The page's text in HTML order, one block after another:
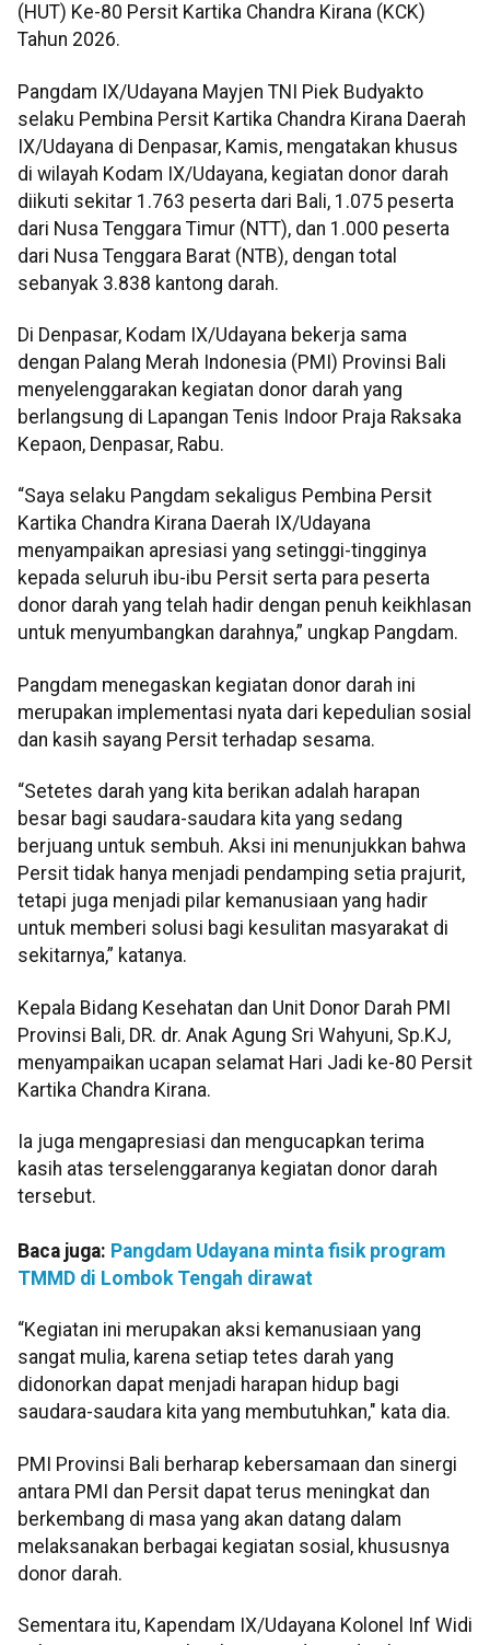
(HUT) Ke-80 Persit Kartika Chandra Kirana (KCK)
Tahun 2026.
Pangdam IX/Udayana Mayjen TNI Piek Budyakto
selaku Pembina Persit Kartika Chandra Kirana Daerah
IX/Udayana di Denpasar, Kamis, mengatakan khusus
di wilayah Kodam IX/Udayana, kegiatan donor darah
diikuti sekitar 1.763 peserta dari Bali, 1.075 peserta
dari Nusa Tenggara Timur (NTT), dan 1.000 peserta
dari Nusa Tenggara Barat (NTB), dengan total
sebanyak 3.838 kantong darah.
Di Denpasar, Kodam IX/Udayana bekerja sama
dengan Palang Merah Indonesia (PMI) Provinsi Bali
menyelenggarakan kegiatan donor darah yang
berlangsung di Lapangan Tenis Indoor Praja Raksaka
Kepaon, Denpasar, Rabu.
“Saya selaku Pangdam sekaligus Pembina Persit
Kartika Chandra Kirana Daerah IX/Udayana
menyampaikan apresiasi yang setinggi-tingginya
kepada seluruh ibu-ibu Persit serta para peserta
donor darah yang telah hadir dengan penuh keikhlasan
untuk menyumbangkan darahnya,” ungkap Pangdam.
Pangdam menegaskan kegiatan donor darah ini
merupakan implementasi nyata dari kepedulian sosial
dan kasih sayang Persit terhadap sesama.
“Setetes darah yang kita berikan adalah harapan
besar bagi saudara-saudara kita yang sedang
berjuang untuk sembuh. Aksi ini menunjukkan bahwa
Persit tidak hanya menjadi pendamping setia prajurit,
tetapi juga menjadi pilar kemanusiaan yang hadir
untuk memberi solusi bagi kesulitan masyarakat di
sekitarnya,” katanya.
Kepala Bidang Kesehatan dan Unit Donor Darah PMI
Provinsi Bali, DR. dr. Anak Agung Sri Wahyuni, Sp.KJ,
menyampaikan ucapan selamat Hari Jadi ke-80 Persit
Kartika Chandra Kirana.
Ia juga mengapresiasi dan mengucapkan terima
kasih atas terselenggaranya kegiatan donor darah
tersebut.
Baca juga: Pangdam Udayana minta fisik program
TMMD di Lombok Tengah dirawat
“Kegiatan ini merupakan aksi kemanusiaan yang
sangat mulia, karena setiap tetes darah yang
didonorkan dapat menjadi harapan hidup bagi
saudara-saudara kita yang membutuhkan," kata dia.
PMI Provinsi Bali berharap kebersamaan dan sinergi
antara PMI dan Persit dapat terus meningkat dan
berkembang di masa yang akan datang dalam
melaksanakan berbagai kegiatan sosial, khususnya
donor darah.
Sementara itu, Kapendam IX/Udayana Kolonel Inf Widi